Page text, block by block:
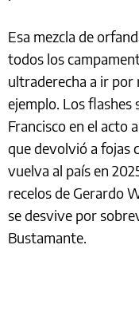
Esa mezcla de
todos los
ultraderecha a ir por
ejemplo. Los flashes
Francisco en el acto
que devolvió a fojas
vuelva al país en
recelos de Gerardo
se desvive por
Bustamante.